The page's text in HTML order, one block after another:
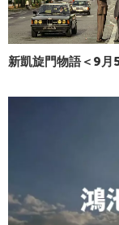
新凱旋門物語＜9月